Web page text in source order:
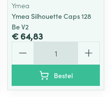
Ymea
Ymea Silhouette Caps 128
Be V2
€ 64,83
Bestel